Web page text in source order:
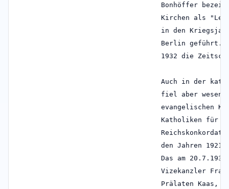
Bonhöffer
Kirchen als
in den
Berlin geführt.
1932 die
Auch in der
fiel aber
evangelischen
Katholiken für
den Jahren
Das am
Vizekanzler
Prälaten Kaas,